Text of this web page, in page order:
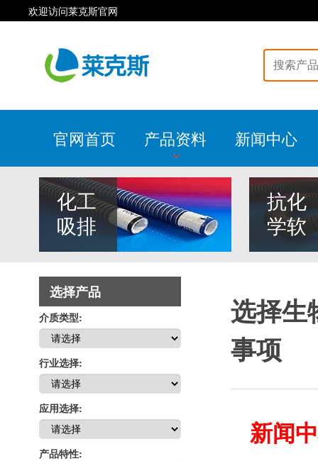
欢迎访问莱克斯官网
官网首页 产品资料 新闻中心
化工
吸排
抗化
学软
选择产品
介质类型:
行业选择:
应用选择:
产品特性:
选择生
事项
新闻